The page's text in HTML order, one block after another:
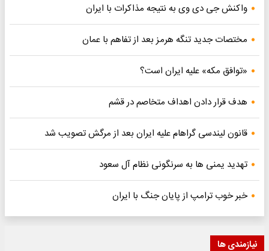
واکنش جی دی وی به نتیجه مذاکرات با ایران
مختصات جدید تنگه هرمز بعد از تفاهم با عمان
«توافق مکه» علیه ایران است؟
هدف قرار دادن اهداف متخاصم در قشم
قانون لیندسی گراهام علیه ایران بعد از مرگش تصویب شد
تهدید یمنی ها به سرنگونی نظام آل سعود
خبر خوب ترامپ از پایان جنگ با ایران
نیازمندی ها